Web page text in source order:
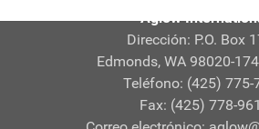
Aglow
Dirección: P.O. Box
Edmonds, WA 98020-
Teléfono: (425) 775-
Fax: (425) 778-